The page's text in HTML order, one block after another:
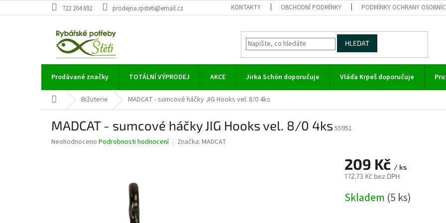
na
722 204 692 prodejna.rpsteti@email.cz KONTAKTY OBCHODNÍ PODMÍNKY PODMÍNKY OCHRANY
HLEDAT
Prodávané značky TOTÁLNÍ VÝPRODEJ AKCE Jirka Schön doporučuje Vláďa Krpeš doporučuje
Domů Bižuterie MADCAT - sumcové háčky JIG Hooks vel. 8/0 4ks
MADCAT - sumcové háčky JIG Hooks vel. 8/0 4ks 55951
Průměrné
Neohodnoceno Podrobnosti hodnocení Značka: MADCAT
209 Kč / ks
172,73 Kč bez DPH
cena:
Skladem (5 ks)